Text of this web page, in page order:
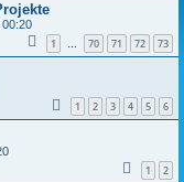
1 … 70 71 72 73
1 2 3 4 5 6
1 2